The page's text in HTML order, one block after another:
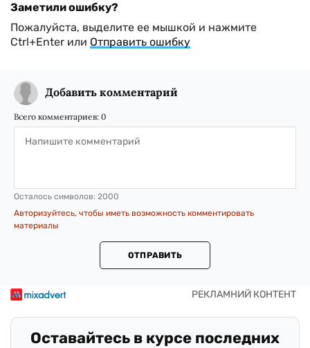
Заметили ошибку?
Пожалуйста, выделите ее мышкой и нажмите
Ctrl+Enter или Отправить ошибку
Добавить комментарий
Всего комментариев: 0
Осталось символов: 2000
Авторизуйтесь, чтобы иметь возможность комментировать
материалы
ОТПРАВИТЬ
Оставайтесь в курсе последних